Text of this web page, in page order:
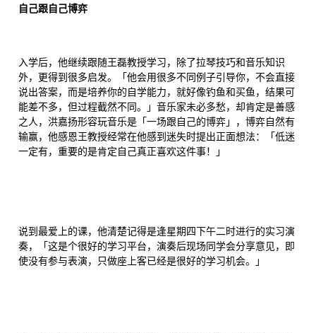
自己跟自己博弈
入学后，他继续跟随王磊教授学习，除了拉琴技巧和音乐知识
外，更得到很多启发。「他会用很多不同例子引导你，不会直接
说出答案，而是培养你的自学能力，就好像钓鱼和买鱼，结果可
能差不多，但过程截然不同。」音乐家未必多愁，却肯定是善感
之人，洪嘉扬形容玩音乐是「一场跟自己的博弈」，博弈自然有
输赢，他感恩王教授经常在他感到迷失时提出正面想法：「低迷
一定有，重要的是肯定自己真正喜欢这件事！」
说到最爱上的课，他清楚记得是逢星期四下午二时进行的实习演
奏，「这是个很好的学习平台，演奏后现场同学会分享意见，即
使没有参与表演，只做座上客已经是很好的学习机会。」